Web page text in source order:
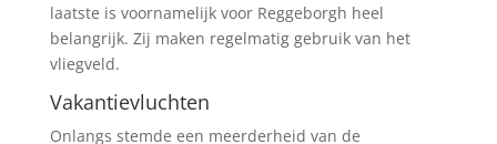
laatste is voornamelijk voor Reggeborgh heel
belangrijk. Zij maken regelmatig gebruik van het
vliegveld.
Vakantievluchten
Onlangs stemde een meerderheid van de